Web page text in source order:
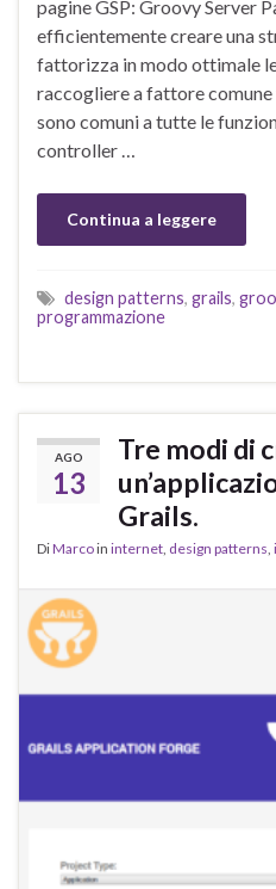
pagine GSP: Groovy Server
efficientemente creare una
fattorizza in modo ottimale
raccogliere a fattore
sono comuni a tutte le
controller …
Continua a leggere
design patterns, grails,
programmazione
AGO
13
Tre modi di
Grails.
DiMarcoin internet, design patterns,